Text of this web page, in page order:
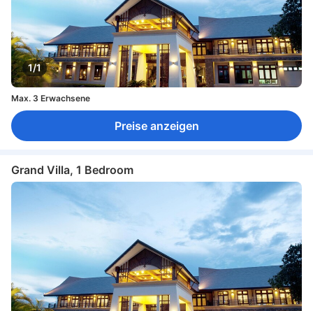
1/1
Max. 3 Erwachsene
Preise anzeigen
Grand Villa, 1 Bedroom